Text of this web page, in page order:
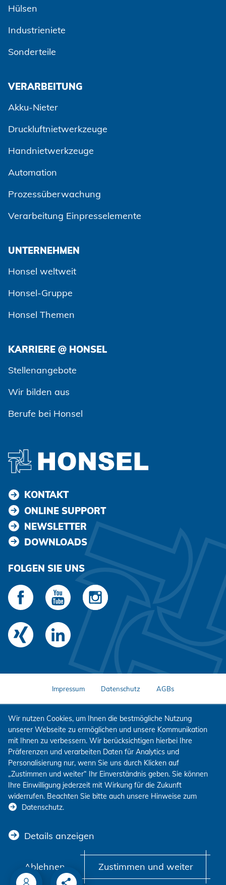
Hülsen
Industrieniete
Sonderteile
VERARBEITUNG
Akku-Nieter
Druckluftnietwerkzeuge
Handnietwerkzeuge
Automation
Prozessüberwachung
Verarbeitung Einpresselemente
UNTERNEHMEN
Honsel weltweit
Honsel-Gruppe
Honsel Themen
KARRIERE @ HONSEL
Stellenangebote
Wir bilden aus
Berufe bei Honsel
KONTAKT
ONLINE SUPPORT
NEWSLETTER
DOWNLOADS
FOLGEN SIE UNS
Impressum Datenschutz AGBs
Wir nutzen Cookies, um Ihnen die bestmögliche Nutzung
unserer Webseite zu ermöglichen und unsere Kommunikation
mit Ihnen zu verbessern. Wir berücksichtigen hierbei Ihre
Präferenzen und verarbeiten Daten für Analytics und
Personalisierung nur, wenn Sie uns durch Klicken auf
„Zustimmen und weiter“ Ihr Einverständnis geben. Sie können
Ihre Einwilligung jederzeit mit Wirkung für die Zukunft
widerrufen. Beachten Sie bitte auch unsere Hinweise zum
Datenschutz.
Details anzeigen
Ablehnen Zustimmen und weiter